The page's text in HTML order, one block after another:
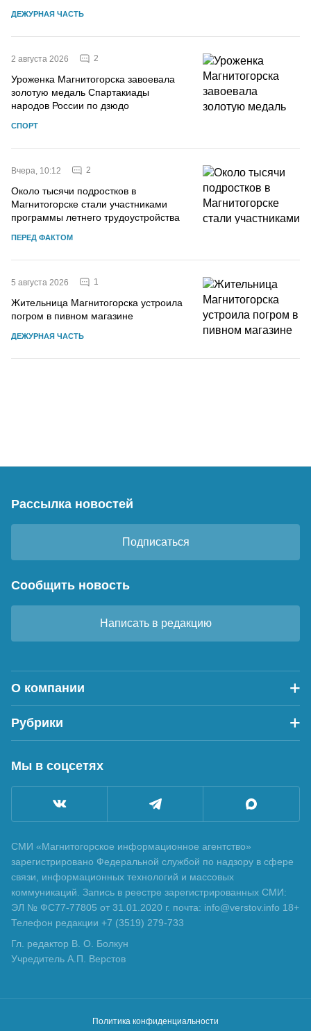
ДЕЖУРНАЯ ЧАСТЬ
2 августа 2026 2
Уроженка Магнитогорска завоевала
золотую медаль Спартакиады
народов России по дзюдо
СПОРТ
Вчера, 10:12 2
Около тысячи подростков в
Магнитогорске стали участниками
программы летнего трудоустройства
ПЕРЕД ФАКТОМ
5 августа 2026 1
Жительница Магнитогорска устроила
погром в пивном магазине
ДЕЖУРНАЯ ЧАСТЬ
Рассылка новостей
Подписаться
Сообщить новость
Написать в редакцию
О компании
Рубрики
Мы в соцсетях
СМИ «Магнитогорское информационное агентство»
зарегистрировано Федеральной службой по надзору в сфере
связи, информационных технологий и массовых
коммуникаций. Запись в реестре зарегистрированных СМИ:
ЭЛ № ФС77-77805 от 31.01.2020 г. почта: info@verstov.info 18+
Телефон редакции +7 (3519) 279-733
Гл. редактор В. О. Болкун
Учредитель А.П. Верстов
Политика конфиденциальности